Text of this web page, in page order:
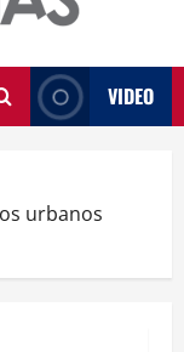
VIDEO
urbanos